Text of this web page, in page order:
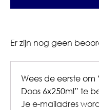
Er zijn nog geen
Wees de eerste om
Doos 6x250ml” te
Je e-mailadres